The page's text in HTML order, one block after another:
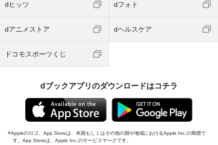
dヒッツ dフォト
dアニメストア dヘルスケア
ドコモスポーツくじ
dブックアプリのダウンロードはコチラ
Appleのロゴ、App Storeは、米国もしくはその他の国や地域におけるApple Inc.の商標で
す。App Storeは、Apple Inc.のサービスマークです。